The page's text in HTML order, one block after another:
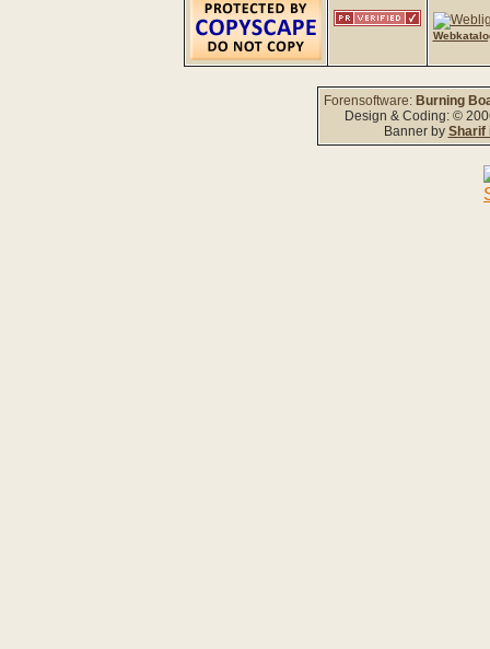
Forensoftware: Burning
Design & Coding: ©
Banner by Sharif